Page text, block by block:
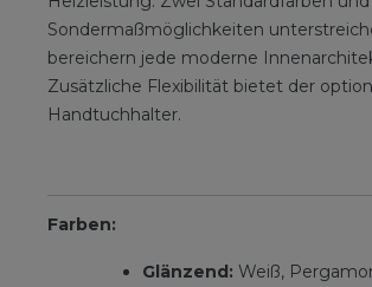
Sondermaßmöglichkeiten
bereichern jede moderne
Zusätzliche Flexibilität bietet der
Handtuchhalter.
Farben:
Glänzend: Weiß,